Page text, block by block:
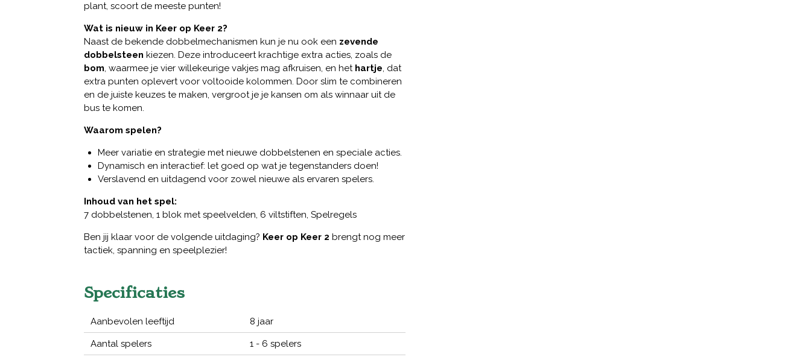
plant, scoort de meeste punten!
Wat is nieuw in Keer op Keer 2?
Naast de bekende dobbelmechanismen kun je nu ook een zevende
dobbelsteen kiezen. Deze introduceert krachtige extra acties, zoals de
bom, waarmee je vier willekeurige vakjes mag afkruisen, en het hartje, dat
extra punten oplevert voor voltooide kolommen. Door slim te combineren
en de juiste keuzes te maken, vergroot je je kansen om als winnaar uit de
bus te komen.
Waarom spelen?
Meer variatie en strategie met nieuwe dobbelstenen en speciale acties.
Dynamisch en interactief: let goed op wat je tegenstanders doen!
Verslavend en uitdagend voor zowel nieuwe als ervaren spelers.
Inhoud van het spel:
7 dobbelstenen, 1 blok met speelvelden, 6 viltstiften, Spelregels
Ben jij klaar voor de volgende uitdaging? Keer op Keer 2 brengt nog meer
tactiek, spanning en speelplezier!
Specificaties
Aanbevolen leeftijd 8 jaar
Aantal spelers 1 - 6 spelers